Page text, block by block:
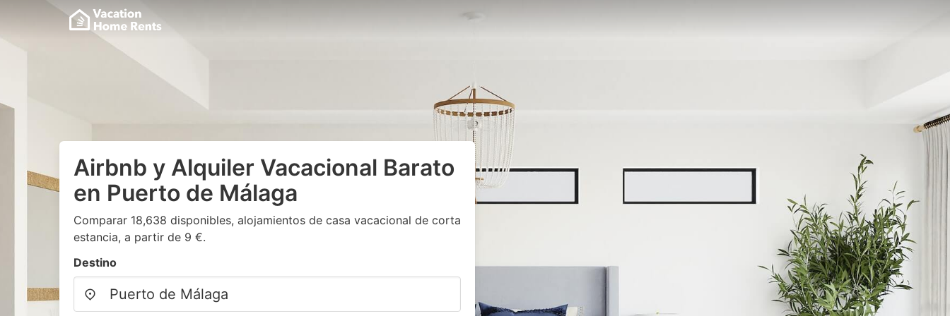
Airbnb y Alquiler Vacacional Barato
en Puerto de Málaga
Comparar 18,638 disponibles, alojamientos de casa vacacional de corta
estancia, a partir de 9 €.
Destino